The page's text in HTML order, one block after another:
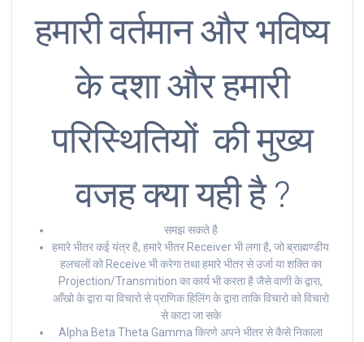
हमारी वर्तमान और भविष्य
के दशा और हमारी
परिस्थितियों की मुख्य
वजह क्या यही है ?
समझ सकते है
हमारे भीतर कई यंत्र है, हमारे भीतर Receiver भी लगा है, जो ब्राह्मण्डीय
हलचलों को Receive भी करेगा तथा हमारे भीतर से उर्जा या शक्ति का
Projection/Transmition का कार्य भी करता है जैसे वाणी के द्वारा,
आँखो के द्वारा या विचारो से प्राणिक हिलिंग के द्वारा ताकि विचारो को विचारो
से काटा जा सके
Alpha Beta Theta Gamma किरणे अपने भीतर से कैसे निकाला